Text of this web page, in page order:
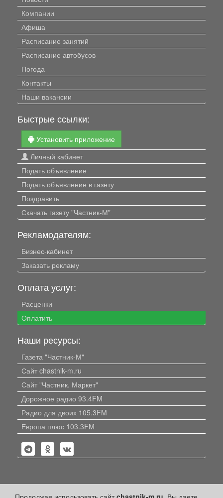
Компании
Афиша
Расписание занятий
Расписание автобусов
Погода
Контакты
Наши вакансии
Быстрые ссылки:
Установить приложение
Личный кабинет
Подать объявление
Подать объявление в газету
Поздравить
Скачать газету "Частник-М"
Рекламодателям:
Бизнес-кабинет
Заказать рекламу
Оплата услуг:
Расценки
Оплатить
Наши ресурсы:
Газета "Частник-М"
Сайт chastnik-m.ru
Сайт "Частник. Маркет"
Дорожное радио 93.4FM
Радио для двоих 105.3FM
Европа плюс 103.3FM
Политика конфиденциальности